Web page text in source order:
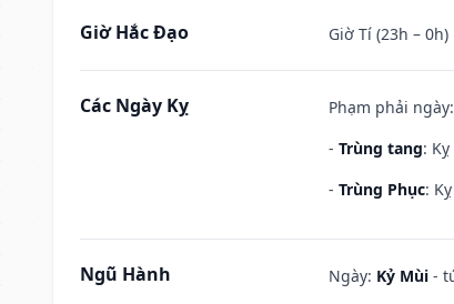
Giờ Hắc Đạo Giờ Tí (23h – 0h)
Các Ngày Kỵ
Phạm phải ngày:
- Trùng tang:
- Trùng Phục:
Ngũ Hành Ngày: Kỷ Mùi -